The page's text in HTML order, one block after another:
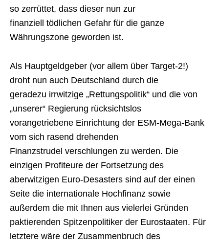
so zerrüttet, dass dieser nun zur
finanziell tödlichen Gefahr für die ganze
Währungszone geworden ist.
Als Hauptgeldgeber (vor allem über Target-2!)
droht nun auch Deutschland durch die
geradezu irrwitzige „Rettungspolitik“ und die von
„unserer“ Regierung rücksichtslos
vorangetriebene Einrichtung der ESM-Mega-Bank
vom sich rasend drehenden
Finanzstrudel verschlungen zu werden. Die
einzigen Profiteure der Fortsetzung des
aberwitzigen Euro-Desasters sind auf der einen
Seite die internationale Hochfinanz sowie
außerdem die mit Ihnen aus vielerlei Gründen
paktierenden Spitzenpolitiker der Eurostaaten. Für
letztere wäre der Zusammenbruch des